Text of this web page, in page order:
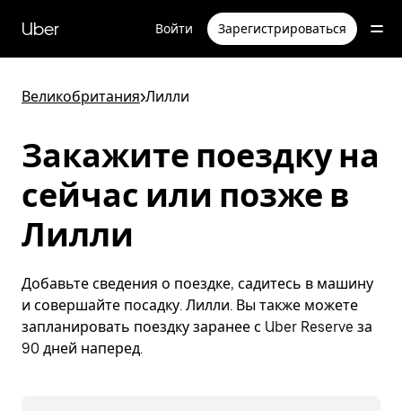
перейти
к
содержимому
Uber Войти Зарегистрироваться
Великобритания>Лилли
Закажите поездку на
сейчас или позже в
Лилли
Добавьте сведения о поездке, садитесь в машину
и совершайте посадку. Лилли. Вы также можете
запланировать поездку заранее с Uber Reserve за
90 дней наперед.